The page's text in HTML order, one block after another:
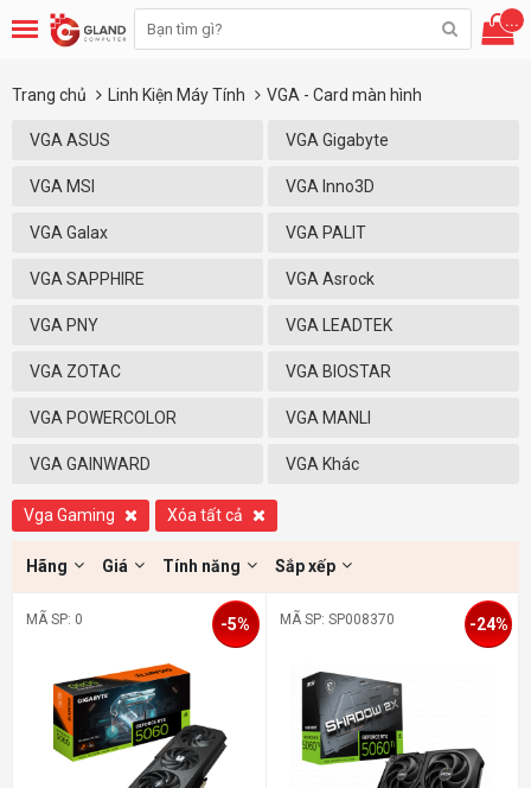
...
Trang chủ Linh Kiện Máy Tính VGA - Card màn hình
VGA ASUS VGA Gigabyte
VGA MSI VGA Inno3D
VGA Galax VGA PALIT
VGA SAPPHIRE VGA Asrock
VGA PNY VGA LEADTEK
VGA ZOTAC VGA BIOSTAR
VGA POWERCOLOR VGA MANLI
VGA GAINWARD VGA Khác
Vga Gaming Xóa tất cả
Hãng Giá Tính năng Sắp xếp
MÃ SP: 0 -5% MÃ SP: SP008370 -24%